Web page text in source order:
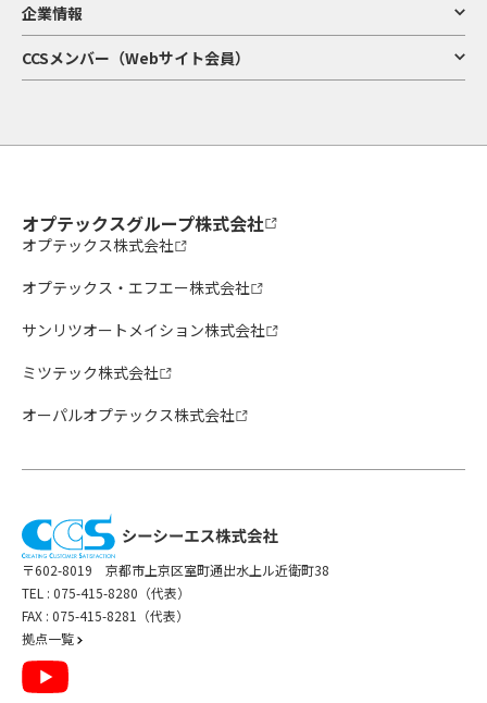
企業情報
CCSメンバー（Webサイト会員）
オプテックスグループ株式会社
オプテックス株式会社
オプテックス・エフエー株式会社
サンリツオートメイション株式会社
ミツテック株式会社
オーパルオプテックス株式会社
〒602-8019 京都市上京区室町通出水上ル近衛町38
TEL : 075-415-8280（代表）
FAX : 075-415-8281（代表）
拠点一覧